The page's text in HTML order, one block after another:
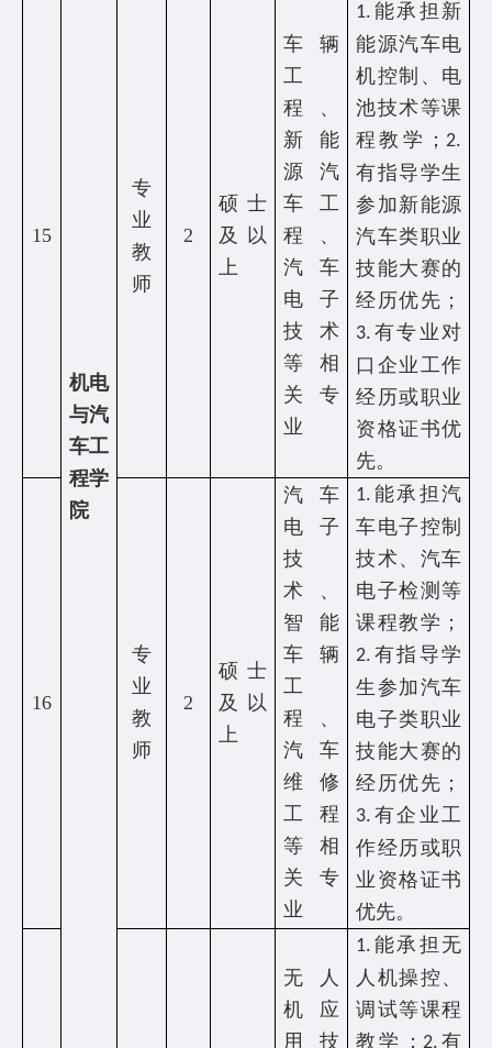
机电
与汽
车工
程学
院
15
专
业
教
师
2
硕士
及以
上
车辆
工
程、
新能
源汽
车工
程、
汽车
电子
技术
等相
关专
业
1. 能承担新
能源汽车电
机控制、电
池技术等课
程教学； 2.
有指导学生
参加新能源
汽车类职业
技能大赛的
经历优先；
3. 有专业对
口企业工作
经历或职业
资格证书优
先。
16
专
业
教
师
2
硕士
及以
上
汽车
电子
技
术、
智能
车辆
工
程、
汽车
维修
工程
等相
关专
业
1. 能承担汽
车电子控制
技术、汽车
电子检测等
课程教学；
2. 有指导学
生参加汽车
电子类职业
技能大赛的
经历优先；
3. 有企业工
作经历或职
业资格证书
优先。
无人
机应
用技
1. 能承担无
人机操控、
调试等课程
教学； 2. 有